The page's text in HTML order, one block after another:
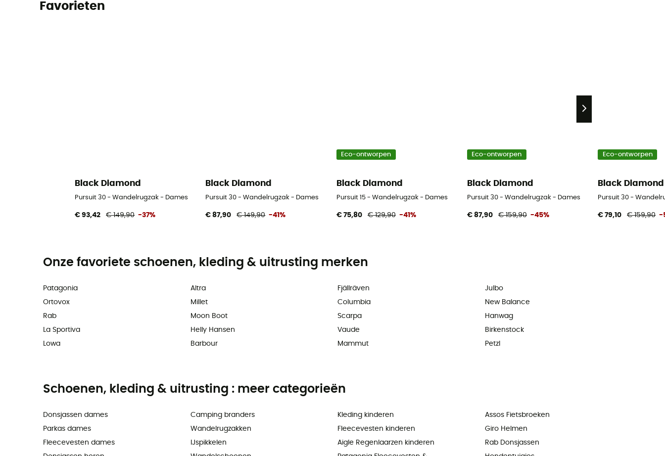
Favorieten
Black Diamond
Pursuit 30 - Wandelrugzak - Dames
€ 93,42 € 149,90 -37%
Black Diamond
Pursuit 30 - Wandelrugzak - Dames
€ 87,90 € 149,90 -41%
Eco-ontworpen
Black Diamond
Pursuit 15 - Wandelrugzak - Dames
€ 75,80 € 129,90 -41%
Eco-ontworpen
Black Diamond
Pursuit 30 - Wandelrugzak - Dames
€ 87,90 € 159,90 -45%
Eco-ontworpen
Black Diamond
Pursuit 30 -
€ 79,10 € 159,90 -
Onze favoriete schoenen, kleding & uitrusting merken
Patagonia
Ortovox
Rab
La Sportiva
Lowa
Altra
Millet
Moon Boot
Helly Hansen
Barbour
Fjällräven
Columbia
Scarpa
Vaude
Mammut
Julbo
New Balance
Hanwag
Birkenstock
Petzl
Schoenen, kleding & uitrusting : meer categorieën
Donsjassen dames
Parkas dames
Fleecevesten dames
Camping branders
Wandelrugzakken
IJspikkelen
Kleding kinderen
Fleecevesten kinderen
Aigle Regenlaarzen kinderen
Assos Fietsbroeken
Giro Helmen
Rab Donsjassen